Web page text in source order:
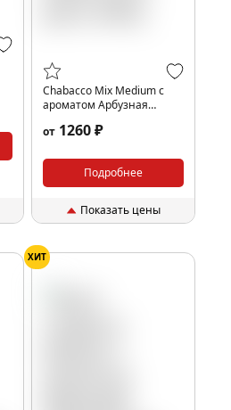
Chabacco Mix Medium с
ароматом Арбузная
200гр.
от 1260 ₽
Подробнее
Показать цены
ХИТ